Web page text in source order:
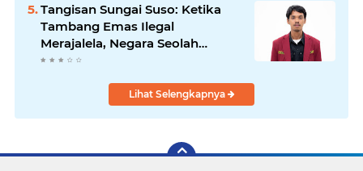
Tangisan Sungai Suso: Ketika
Tambang Emas Ilegal
Merajalela, Negara Seolah
Memilih Diam
Lihat Selengkapnya